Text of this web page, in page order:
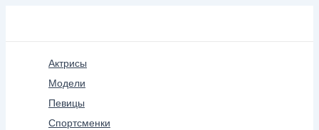
Актрисы
Модели
Певицы
Спортсменки